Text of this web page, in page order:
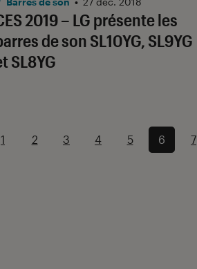
2019 – LG présente les
de son SL10YG, SL9YG
SL8YG
1 2 3 4 5 6 7